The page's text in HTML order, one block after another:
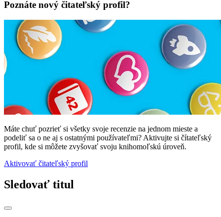
Poznáte nový čitateľský profil?
Máte chuť pozrieť si všetky svoje recenzie na jednom mieste a
podeliť sa o ne aj s ostatnými používateľmi? Aktivujte si čítateľský
profil, kde si môžete zvyšovať svoju knihomoľskú úroveň.
Aktivovať čitateľský profil
Sledovať titul